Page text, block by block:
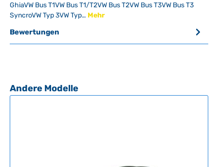
GhiaVW Bus T1VW Bus T1/T2VW Bus T2VW Bus T3VW Bus T3
SyncroVW Typ 3VW Typ… Mehr
Bewertungen
Produktgalerie überspringen
Andere Modelle